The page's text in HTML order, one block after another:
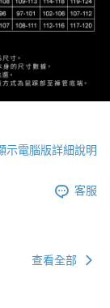
示電腦版詳細說明
客服
查看全部